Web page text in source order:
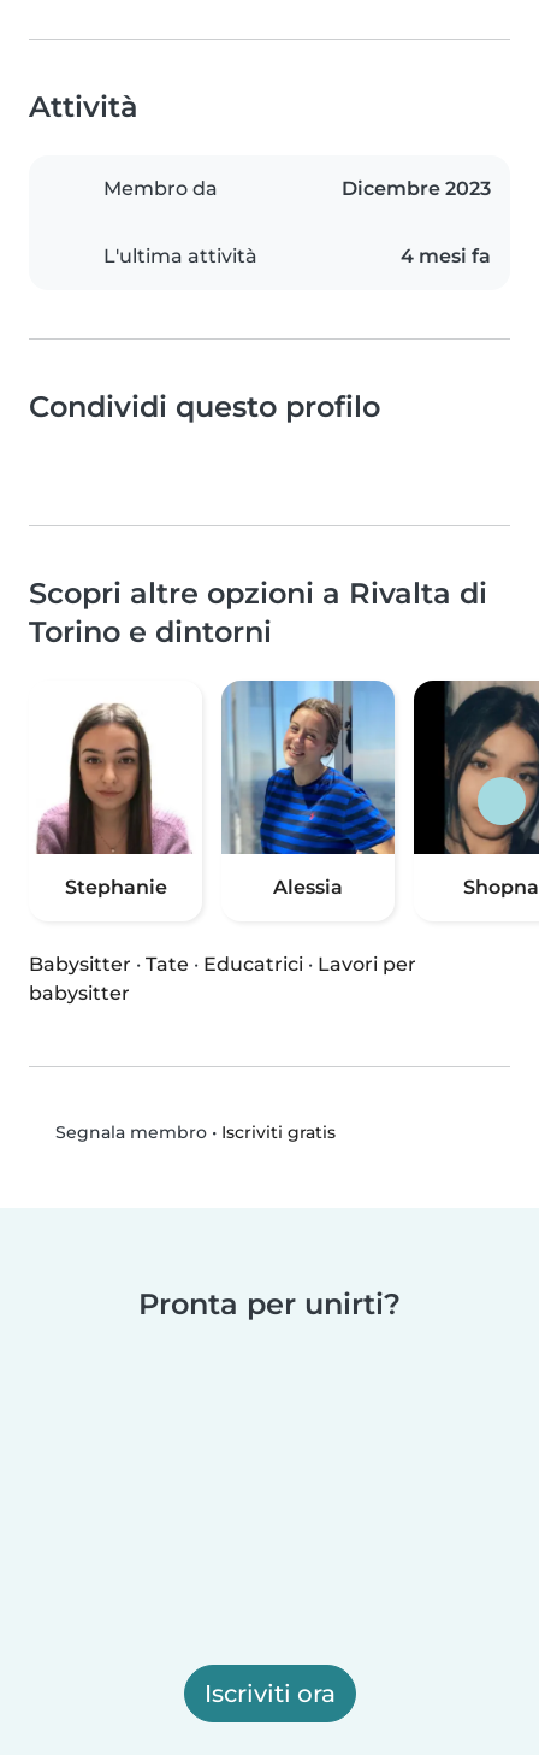
Attività
Membro da Dicembre 2023
L'ultima attività 4 mesi fa
Condividi questo profilo
Scopri altre opzioni a Rivalta di
Torino e dintorni
Stephanie Alessia Shopna
Babysitter · Tate · Educatrici · Lavori per
babysitter
Segnala membro• Iscriviti gratis
Pronta per unirti?
Iscriviti ora